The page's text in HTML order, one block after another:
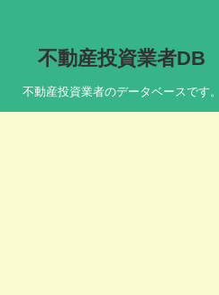
不動産投資業者DB
不動産投資業者のデータベースです。